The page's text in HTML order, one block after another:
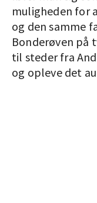
muligheden for
og den samme
Bonderøven på
til steder fra
og opleve det